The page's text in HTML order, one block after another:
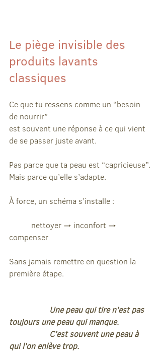
Le piège invisible des
produits lavants
classiques
Ce que tu ressens comme un “besoin
de nourrir”
est souvent une réponse à ce qui vient
de se passer juste avant.
Pas parce que ta peau est “capricieuse”.
Mais parce qu’elle s’adapte.
À force, un schéma s’installe :
compenser
Sans jamais remettre en question la
première étape.
toujours une peau qui manque.
qui l’on enlève trop.